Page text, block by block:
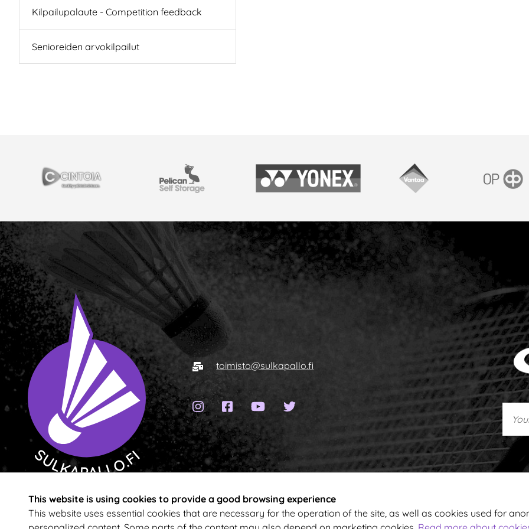
This website is using cookies to provide a good browsing experience
This website uses essential cookies that are necessary for the operation of the site, as well as cookies used for
Kilpailupalaute - Competition feedback
Senioreiden arvokilpailut
PARTNERS
E-mailtoimisto@sulkapallo.fi
Instagram page
Facebook page
YouTube channel
Twitter page Your